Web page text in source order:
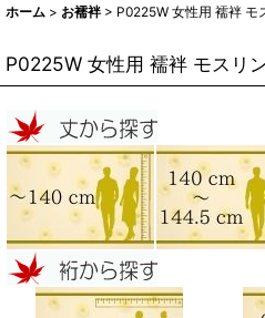
ホーム > お襦袢 > P0225W 女性用 襦袢
P0225W 女性用 襦袢 モス